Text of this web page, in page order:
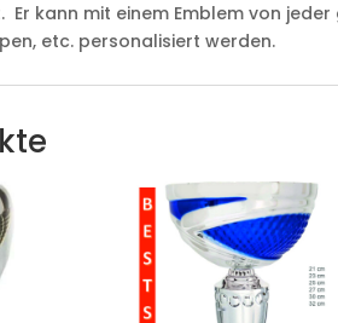
kann mit einem Emblem von
etc. personalisiert werden.